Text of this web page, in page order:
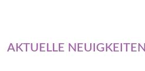
AKTUELLE NEUIGKEITEN